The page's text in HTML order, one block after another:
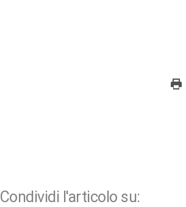
Condividi l'articolo su: